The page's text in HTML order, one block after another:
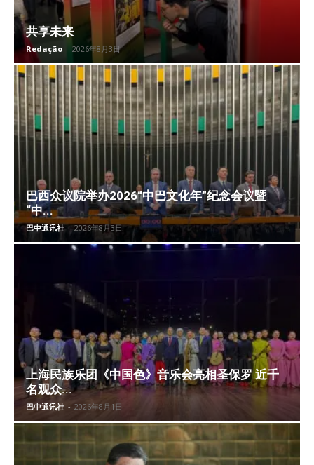
共享未来
Redação - 2026年8月3日
巴西众议院举办2026“中巴文化年”纪念会议暨
“中...
巴中通讯社 - 2026年8月3日
上海民族乐团《中国色》音乐会亮相圣保罗 近千
名观众...
巴中通讯社 - 2026年8月1日